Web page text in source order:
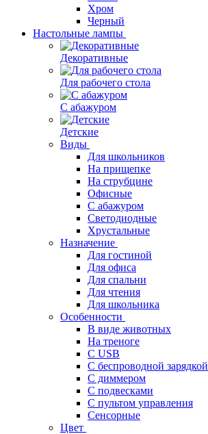
Хром
Черный
Настольные лампы
Декоративные
Для рабочего стола
С абажуром
Детские
Виды
Для школьников
На прищепке
На струбцине
Офисные
С абажуром
Светодиодные
Хрустальные
Назначение
Для гостиной
Для офиса
Для спальни
Для чтения
Для школьника
Особенности
В виде животных
На треноге
С USB
С беспроводной зарядкой
С диммером
С подвесками
С пультом управления
Сенсорные
Цвет